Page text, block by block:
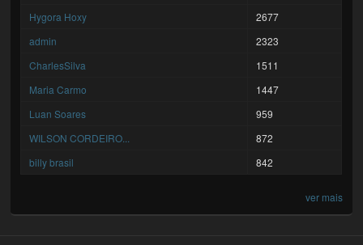
Hygora Hoxy
2677
admin
2323
CharlesSilva
1511
Maria Carmo
1447
Luan Soares
959
WILSON CORDEIRO...
872
billy brasil
842
ver mais